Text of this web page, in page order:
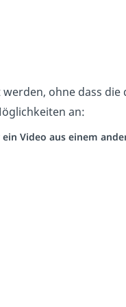
ohne dass
an:
Video aus einem